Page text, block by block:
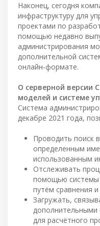
Наконец, сегодня
инфраструктуру для
проектами по
помощью недавно
администрирования
дополнительной
онлайн-формате.
О серверной версии
моделей и системе
Система
декабре 2021 года,
Проводить поиск
определенным
использованным
Отслеживать
помощью системы
путём сравнения
Загружать,
для расчётного